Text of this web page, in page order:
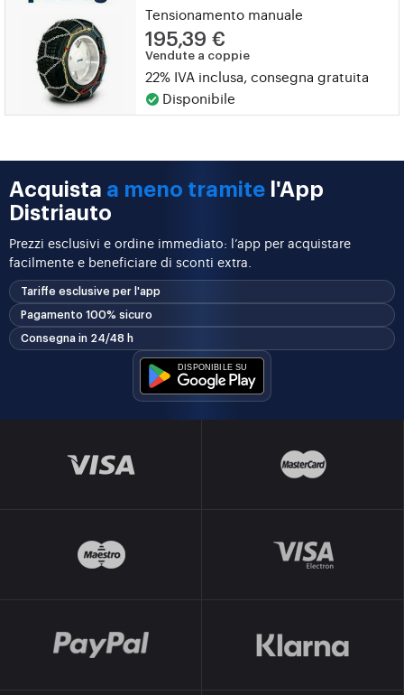
Tensionamento manuale
195,39 €
Vendute a coppie
22% IVA inclusa, consegna gratuita
Disponibile
Acquista a meno tramite l'App
Distriauto
Prezzi esclusivi e ordine immediato: l’app per acquistare
facilmente e beneficiare di sconti extra.
Tariffe esclusive per l'app
Pagamento 100% sicuro
Consegna in 24/48 h